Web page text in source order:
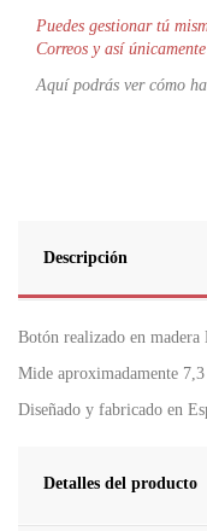
Puedes gestionar tú
Correos y así
Aquí podrás ver cómo
Descripción
Botón realizado en madera
Mide aproximadamente
Diseñado y fabricado en
Detalles del producto